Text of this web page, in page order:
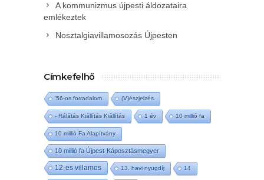
A kommunizmus újpesti áldozataira
emlékeztek
Nosztalgiavillamosozás Újpesten
Címkefelhő
'56-os forradalom (V)észjelzés
- Rálátás Kiállítás Kiállítás 1 év 10 millió fa
10 millió Fa Alapítvány
10 millió fa Újpest-Káposztásmegyer
12-es villamos 13. havi nyugdíj 14